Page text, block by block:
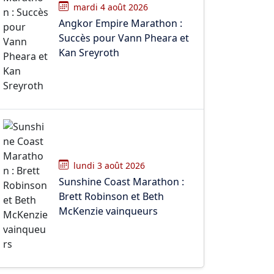
mardi 4 août 2026
Angkor Empire Marathon :
Succès pour Vann Pheara et
Kan Sreyroth
lundi 3 août 2026
Sunshine Coast Marathon :
Brett Robinson et Beth
McKenzie vainqueurs